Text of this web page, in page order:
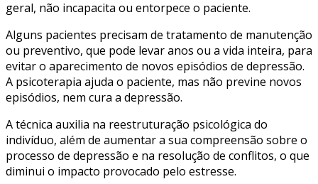
geral, não incapacita ou entorpece o paciente.
Alguns pacientes precisam de tratamento de manutenção
ou preventivo, que pode levar anos ou a vida inteira, para
evitar o aparecimento de novos episódios de depressão.
A psicoterapia ajuda o paciente, mas não previne novos
episódios, nem cura a depressão.
A técnica auxilia na reestruturação psicológica do
indivíduo, além de aumentar a sua compreensão sobre o
processo de depressão e na resolução de conflitos, o que
diminui o impacto provocado pelo estresse.